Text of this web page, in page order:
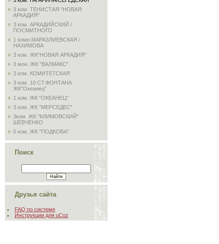
3 ком. ТЕНИСТАЯ "НОВАЯ
АРКАДИЯ"
3 ком. АРКАДИЙСКИЙ /
ПОСМИТНОГО
1 комн.МАРАЗЛИЕВСКАЯ /
НАХИМОВА
3 ком. ЖК"НОВАЯ АРКАДИЯ"
3 мон. ЖК "ВАЛМАКС"
3 ком. КОМИТЕТСКАЯ
3 ком. 10 СТ.ФОНТАНА
ЖК"Океанец"
1 ком. ЖК "ОКЕАНЕЦ"
3 ком. ЖК "МЕРСЕДЕС"
3ком. ЖК "КЛИМОВСКИЙ"
ШЕВЧЕНКО
5 ком. ЖК "ПОДКОВА"
Поиск
Друзья сайта
FAQ по системе
Инструкции для uCoz